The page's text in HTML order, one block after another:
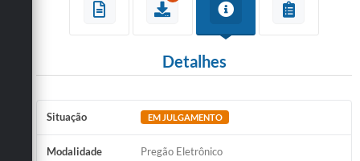
Inclusão e Acessibilidade
Cidadão
Transporte Coletivo Municipal (Horários e
Itinerários)
Detalhes
Situação EM JULGAMENTO
Modalidade Pregão Eletrônico